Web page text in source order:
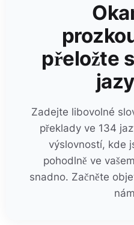
přeložte
Zadejte libovolné
překlady ve 134
výslovností, kde
pohodlně ve
snadno. Začněte